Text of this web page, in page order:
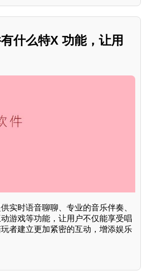
什么特X 功能，让用
实时语音聊聊、专业的音乐伴奏、
游戏等功能，让用户不仅能享受唱
者建立更加紧密的互动，增添娱乐